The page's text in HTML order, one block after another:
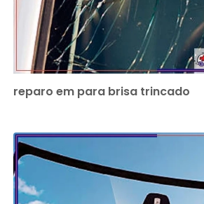
reparo em para brisa trincado